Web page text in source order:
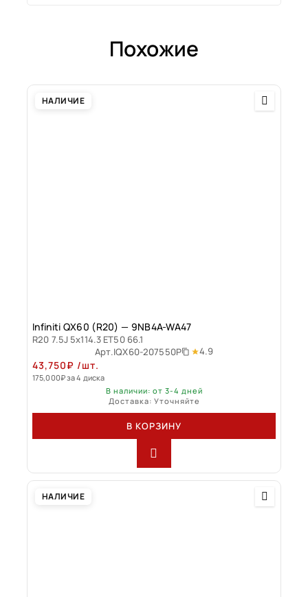
Похожие
НАЛИЧИЕ
Infiniti QX60 (R20) — 9NB4A-WA47
R20 7.5J 5x114.3 ET50 66.1
Арт.IQX60-207550P 4.9
43,750₽ /шт.
175,000₽за 4 диска
В наличии: от 3-4 дней
Доставка: Уточняйте
В КОРЗИНУ
НАЛИЧИЕ